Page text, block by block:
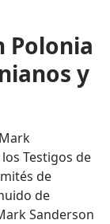
Polonia
y
Testigos de
de
de
Sanderson